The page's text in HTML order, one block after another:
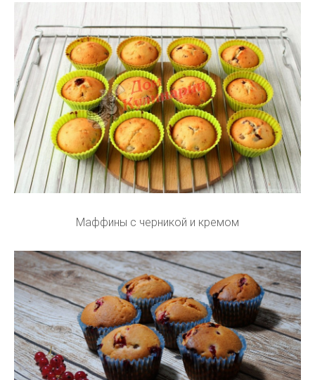
Маффины с черникой и кремом